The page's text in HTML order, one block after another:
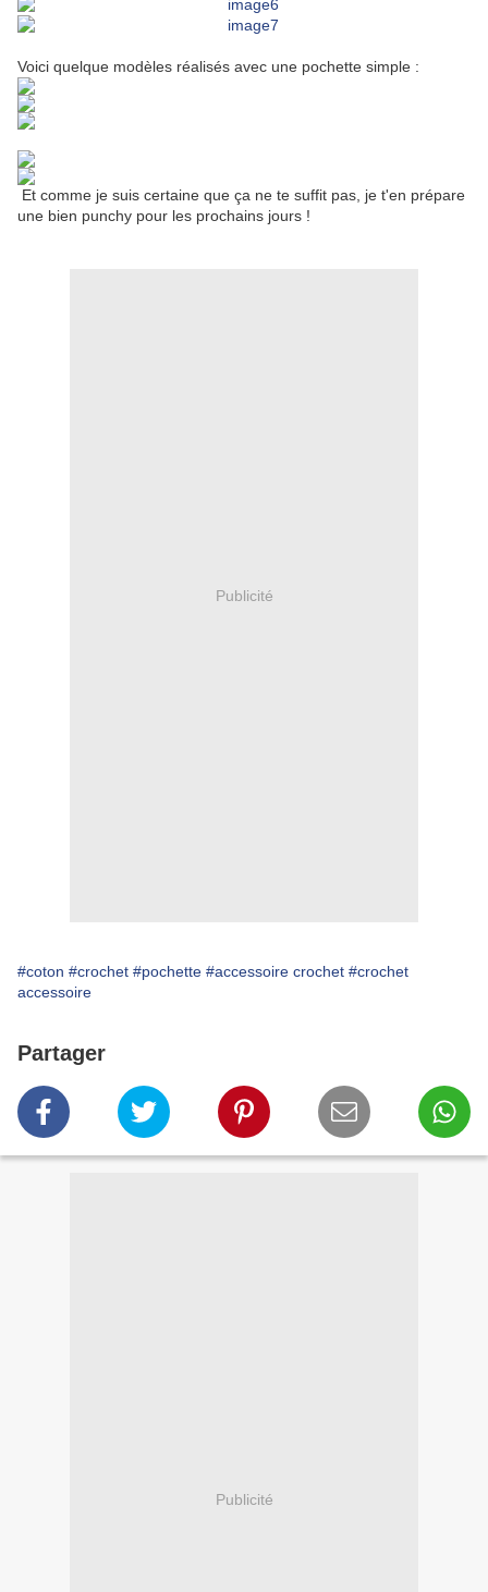
Voici quelque modèles réalisés avec une pochette simple :
Et comme je suis certaine que ça ne te suffit pas, je t'en prépare
une bien punchy pour les prochains jours !
Publicité
#coton #crochet #pochette #accessoire crochet #crochet
accessoire
Partager
Publicité